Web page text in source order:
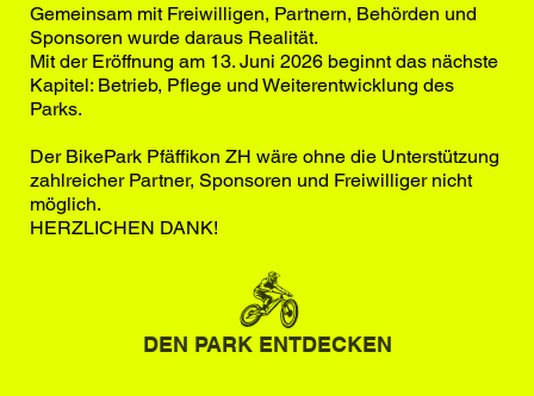
Gemeinsam mit Freiwilligen, Partnern, Behörden und
Sponsoren wurde daraus Realität.
Mit der Eröffnung am 13. Juni 2026 beginnt das nächste
Kapitel: Betrieb, Pflege und Weiterentwicklung des
Parks.
Der BikePark Pfäffikon ZH wäre ohne die Unterstützung
zahlreicher Partner, Sponsoren und Freiwilliger nicht
möglich.
HERZLICHEN DANK!
DEN PARK ENTDECKEN